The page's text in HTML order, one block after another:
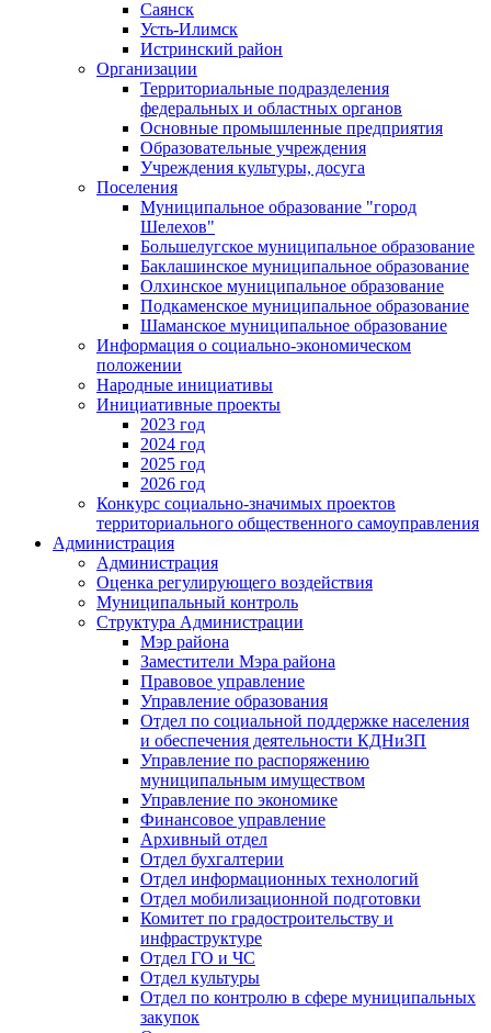
Саянск
Усть-Илимск
Истринский район
Организации
Территориальные подразделения
федеральных и областных органов
Основные промышленные предприятия
Образовательные учреждения
Учреждения культуры, досуга
Поселения
Муниципальное образование "город
Шелехов"
Большелугское муниципальное образование
Баклашинское муниципальное образование
Олхинское муниципальное образование
Подкаменское муниципальное образование
Шаманское муниципальное образование
Информация о социально-экономическом
положении
Народные инициативы
Инициативные проекты
2023 год
2024 год
2025 год
2026 год
Конкурс социально-значимых проектов
территориального общественного самоуправления
Администрация
Администрация
Оценка регулирующего воздействия
Муниципальный контроль
Структура Администрации
Мэр района
Заместители Мэра района
Правовое управление
Управление образования
Отдел по социальной поддержке населения
и обеспечения деятельности КДНиЗП
Управление по распоряжению
муниципальным имуществом
Управление по экономике
Финансовое управление
Архивный отдел
Отдел бухгалтерии
Отдел информационных технологий
Отдел мобилизационной подготовки
Комитет по градостроительству и
инфраструктуре
Отдел ГО и ЧС
Отдел культуры
Отдел по контролю в сфере муниципальных
закупок